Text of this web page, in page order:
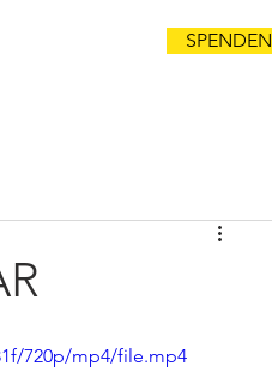
SPENDEN
720p/mp4/file.mp4